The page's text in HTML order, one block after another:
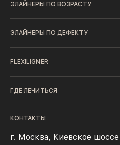
ЭЛАЙНЕРЫ ПО ВОЗРАСТУ
ЭЛАЙНЕРЫ ПО ДЕФЕКТУ
FLEXILIGNER
ГДЕ ЛЕЧИТЬСЯ
КОНТАКТЫ
г. Москва, Киевское